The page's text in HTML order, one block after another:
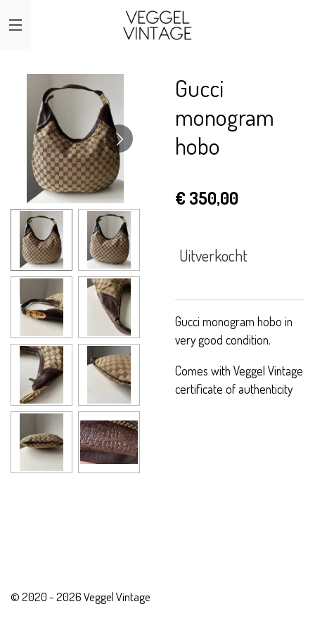
Ga
direct
hoofdinhoud
Gucci
monogram
hobo
€ 350,00
Uitverkocht
Gucci monogram hobo in
very good condition.
Comes with Veggel Vintage
certificate of authenticity
© 2020 - 2026 Veggel Vintage